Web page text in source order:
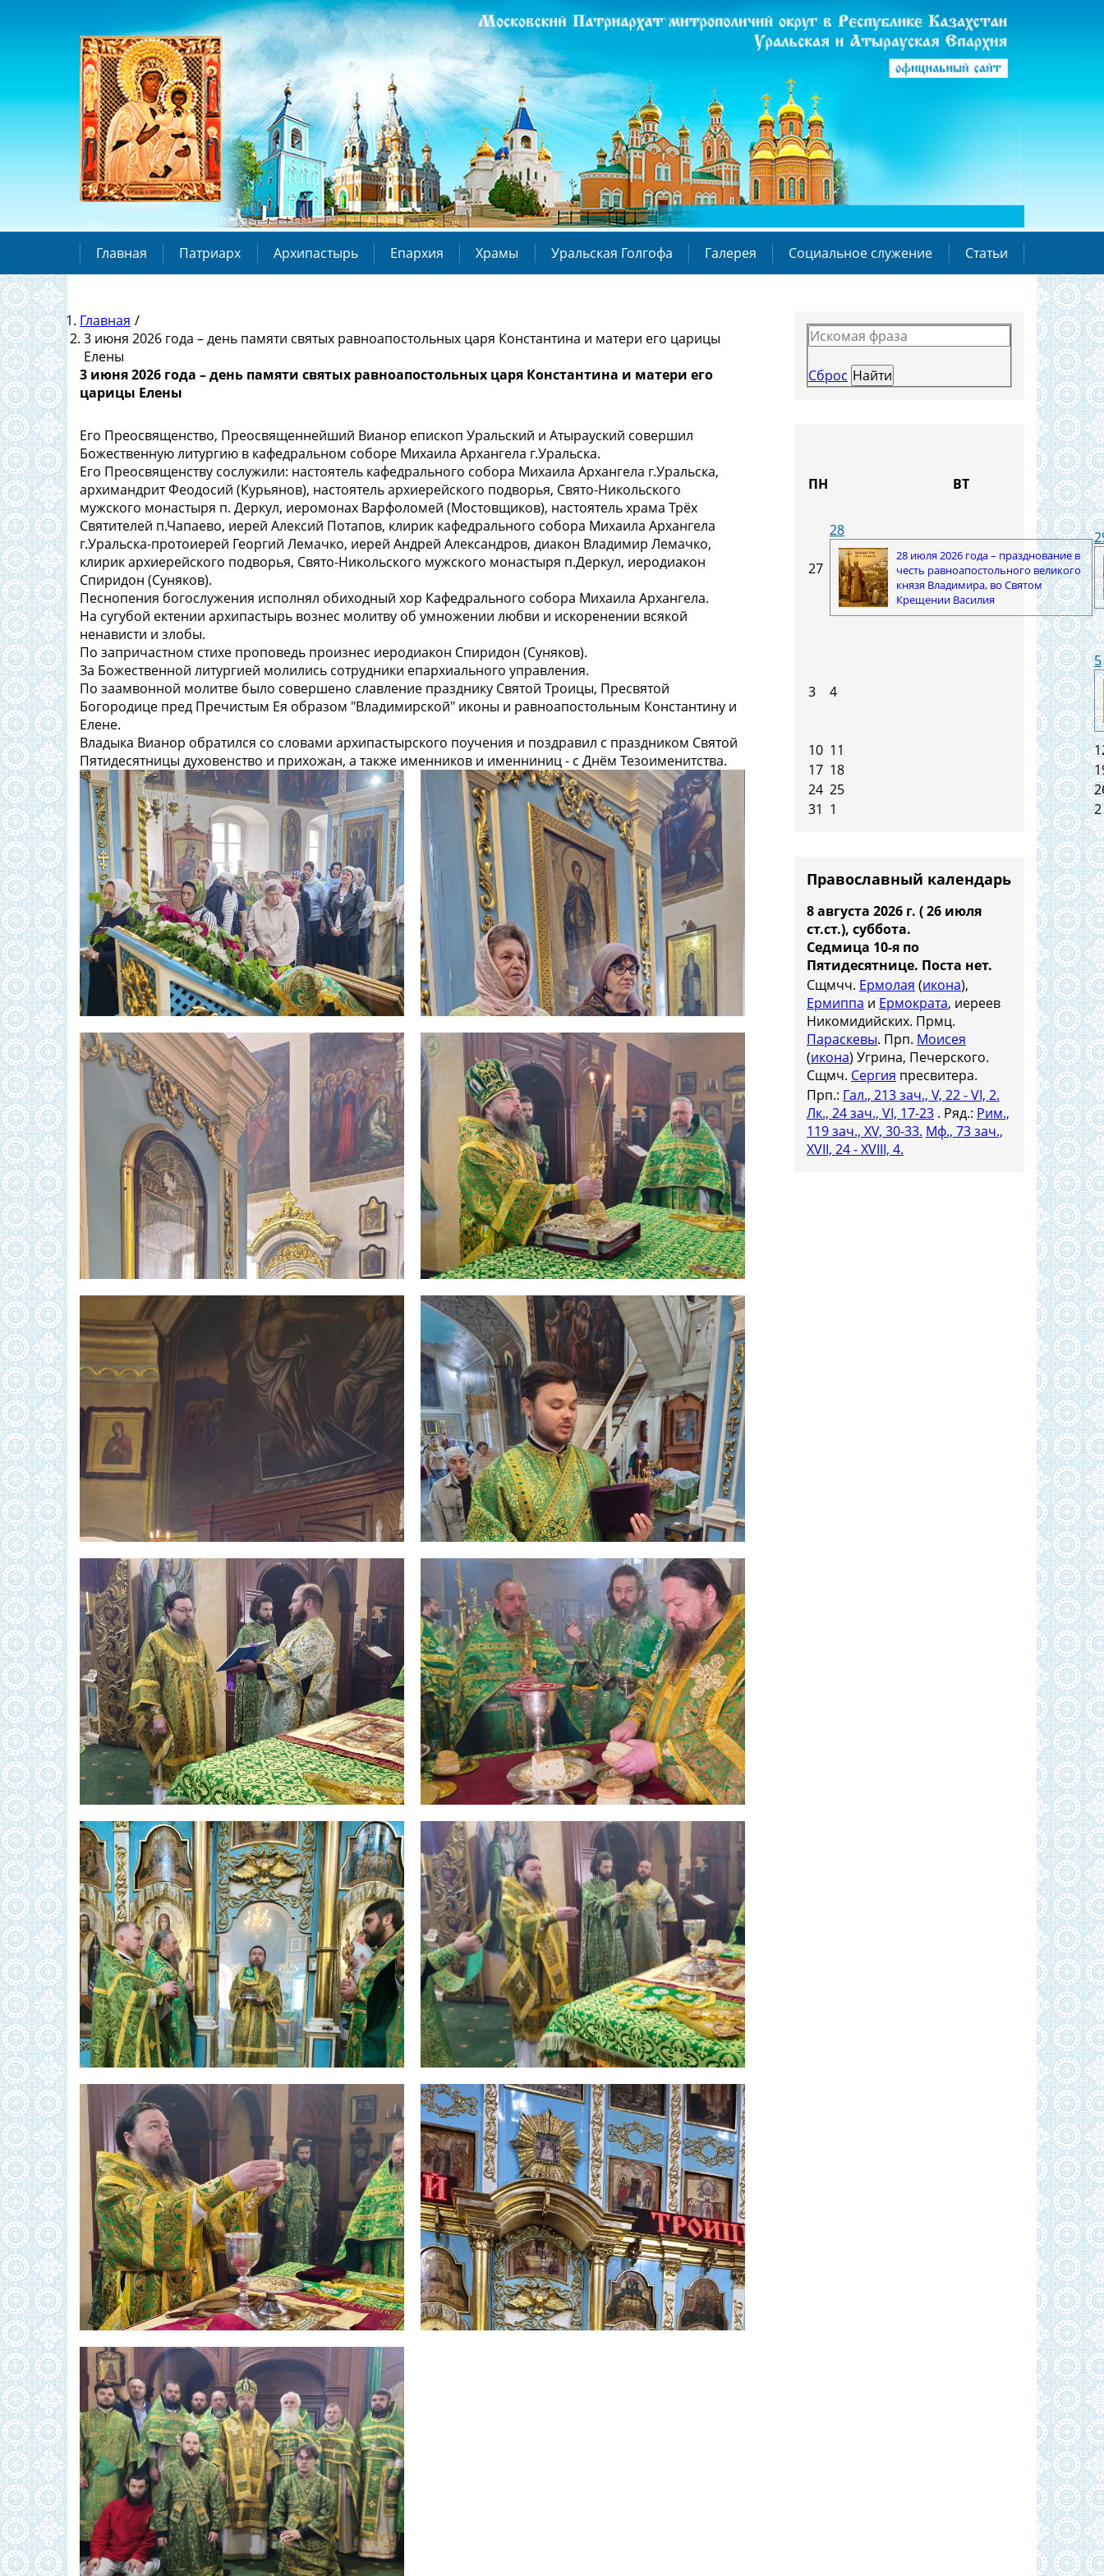
Главная Патриарх Архипастырь Епархия Храмы Уральская Голгофа Галерея Социальное служение Статьи
Главная /
3 июня 2026 года – день памяти святых равноапостольных царя Константина и матери его царицы
Елены
3 июня 2026 года – день памяти святых равноапостольных царя Константина и матери его
царицы Елены
Его Преосвященство, Преосвященнейший Вианор епископ Уральский и Атырауский совершил
Божественную литургию в кафедральном соборе Михаила Архангела г.Уральска.
Его Преосвященству сослужили: настоятель кафедрального собора Михаила Архангела г.Уральска,
архимандрит Феодосий (Курьянов), настоятель архиерейского подворья, Свято-Никольского
мужского монастыря п. Деркул, иеромонах Варфоломей (Мостовщиков), настоятель храма Трёх
Святителей п.Чапаево, иерей Алексий Потапов, клирик кафедрального собора Михаила Архангела
г.Уральска-протоиерей Георгий Лемачко, иерей Андрей Александров, диакон Владимир Лемачко,
клирик архиерейского подворья, Свято-Никольского мужского монастыря п.Деркул, иеродиакон
Спиридон (Суняков).
Песнопения богослужения исполнял обиходный хор Кафедрального собора Михаила Архангела.
На сугубой ектении архипастырь вознес молитву об умножении любви и искоренении всякой
ненависти и злобы.
По запричастном стихе проповедь произнес иеродиакон Спиридон (Суняков).
За Божественной литургией молились сотрудники епархиального управления.
По заамвонной молитве было совершено славление празднику Святой Троицы, Пресвятой
Богородице пред Пречистым Ея образом "Владимирской" иконы и равноапостольным Константину и
Елене.
Владыка Вианор обратился со словами архипастырского поучения и поздравил с праздником Святой
Пятидесятницы духовенство и прихожан, а также именников и именниниц - с Днём Тезоименитства.
Сброс
ПН ВТ
27
28
28 июля 2026 года – празднование в
честь равноапостольного великого
князя Владимира, во Святом
Крещении Василия
3 4
5
10 11
17 18
24 25
31 1 2
Православный календарь
8 августа 2026 г. ( 26 июля
ст.ст.), суббота.
Седмица 10-я по
Пятидесятнице. Поста нет.
Сщмчч. Ермолая (икона),
Ермиппа и Ермократа, иереев
Никомидийских. Прмц.
Параскевы. Прп. Моисея
(икона) Угрина, Печерского.
Сщмч. Сергия пресвитера.
Прп.: Гал., 213 зач., V, 22 - VI, 2.
Лк., 24 зач., VI, 17-23 . Ряд.: Рим.,
119 зач., XV, 30-33. Мф., 73 зач.,
XVII, 24 - XVIII, 4.